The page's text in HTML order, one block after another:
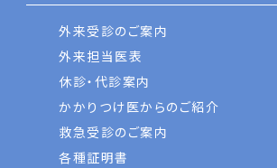
外来受診のご案内
外来担当医表
休診・代診案内
かかりつけ医からのご紹介
救急受診のご案内
各種証明書